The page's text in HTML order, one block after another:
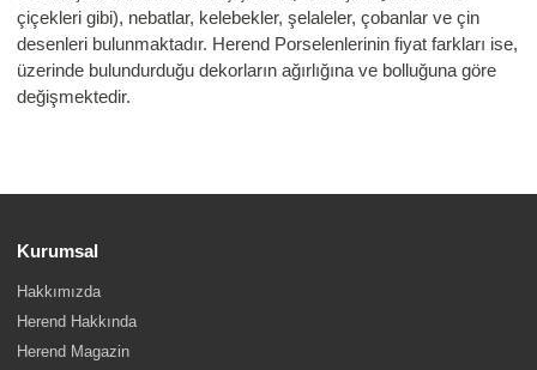
çiçekleri gibi), nebatlar, kelebekler, şelaleler, çobanlar ve çin
desenleri bulunmaktadır. Herend Porselenlerinin fiyat farkları ise,
üzerinde bulundurduğu dekorların ağırlığına ve bolluğuna göre
değişmektedir.
Kurumsal
Hakkımızda
Herend Hakkında
Herend Magazin